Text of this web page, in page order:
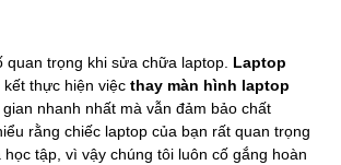
quan trọng khi sửa chữa laptop. Laptop
kết thực hiện việc thay màn hình laptop
nhanh nhất mà vẫn đảm bảo chất
rằng chiếc laptop của bạn rất quan trọng
tập, vì vậy chúng tôi luôn cố gắng hoàn